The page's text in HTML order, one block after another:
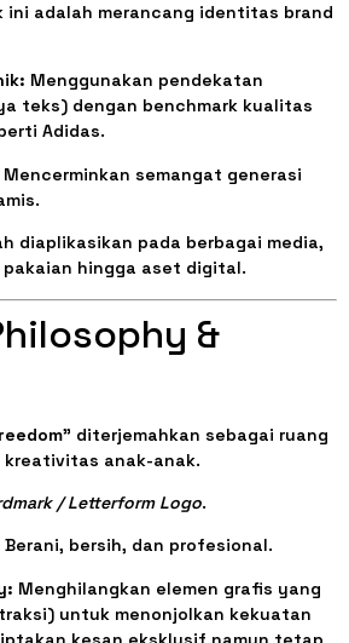
ini adalah merancang identitas brand
Menggunakan pendekatan
teks) dengan benchmark kualitas
Adidas.
Mencerminkan semangat generasi
diaplikasikan pada berbagai media,
pakaian hingga aset digital.
&
diterjemahkan sebagai ruang
kreativitas anak-anak.
/ Letterform Logo.
Berani, bersih, dan profesional.
Menghilangkan elemen grafis yang
untuk menonjolkan kekuatan